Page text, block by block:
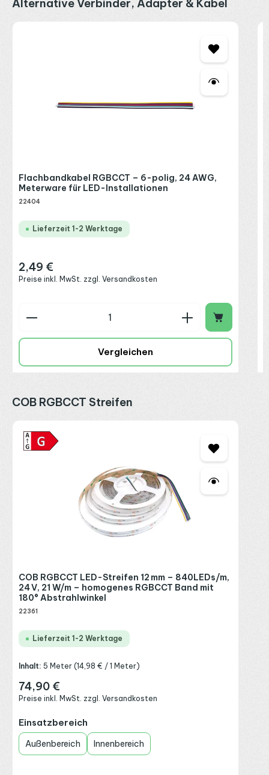
Alternative Verbinder, Adapter & Kabel
Flachbandkabel RGBCCT – 6-polig, 24 AWG,
Meterware für LED-Installationen
22404
Lieferzeit 1-2 Werktage
Regulärer Preis:
2,49 €
Preise inkl. MwSt. zzgl. Versandkosten
Produkt Anzahl: Gib den gewünschten Wert
Vergleichen
Produktgalerie überspringen
COB RGBCCT Streifen
COB RGBCCT LED-Streifen 12 mm – 840LEDs/m,
24 V, 21 W/m – homogenes RGBCCT Band mit
180° Abstrahlwinkel
22361
Lieferzeit 1-2 Werktage
Inhalt:5 Meter(14,98 € / 1 Meter)
Regulärer Preis:
74,90 €
Preise inkl. MwSt. zzgl. Versandkosten
Einsatzbereich
Außenbereich Innenbereich